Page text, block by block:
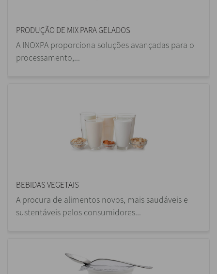
PRODUÇÃO DE MIX PARA GELADOS
A INOXPA proporciona soluções avançadas para o
processamento,...
BEBIDAS VEGETAIS
A procura de alimentos novos, mais saudáveis e
sustentáveis pelos consumidores...